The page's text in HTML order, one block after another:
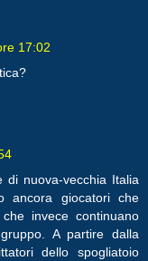
17:02
di nuova-vecchia Italia
ancora giocatori che
invece continuano
A partire dalla
dello spogliatoio